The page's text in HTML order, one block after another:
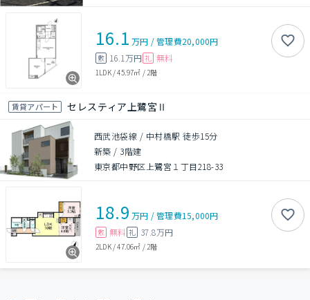
16.1 万円 /管理費20,000円
敷 16.1万円 礼 無料
1LDK/45.97㎡ / 2階
賃貸アパート セレスティア上鷺宮Ⅱ
西武池袋線 / 中村橋駅 徒歩15分
新築 / 3階建
東京都中野区上鷺宮１丁目218-33
18.9 万円 /管理費15,000円
敷 無料 礼 37.8万円
2LDK/47.06㎡ / 2階